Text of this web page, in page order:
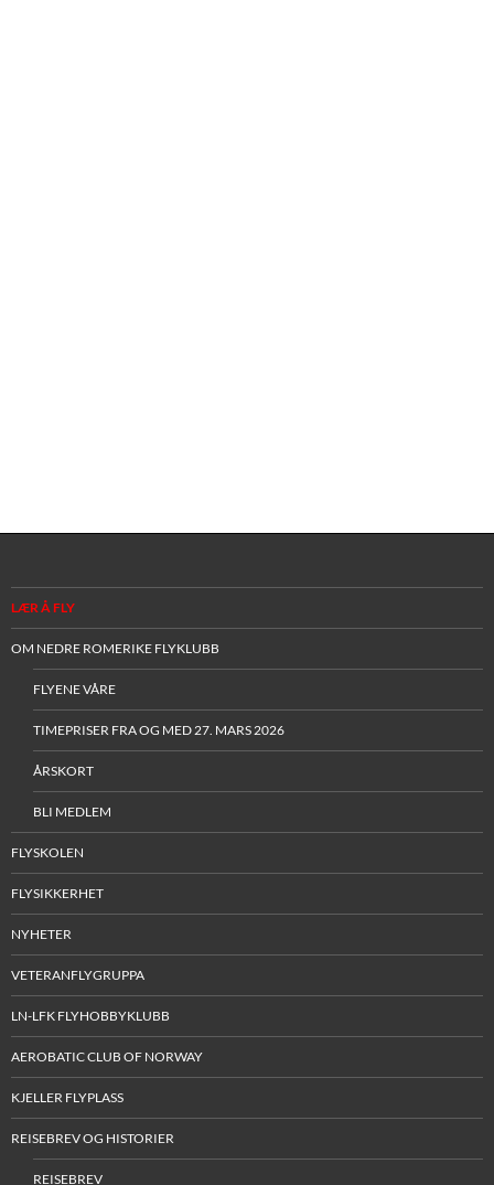
LÆR Å FLY
OM NEDRE ROMERIKE FLYKLUBB
FLYENE VÅRE
TIMEPRISER FRA OG MED 27. MARS 2026
ÅRSKORT
BLI MEDLEM
FLYSKOLEN
FLYSIKKERHET
NYHETER
VETERANFLYGRUPPA
LN-LFK FLYHOBBYKLUBB
AEROBATIC CLUB OF NORWAY
KJELLER FLYPLASS
REISEBREV OG HISTORIER
REISEBREV